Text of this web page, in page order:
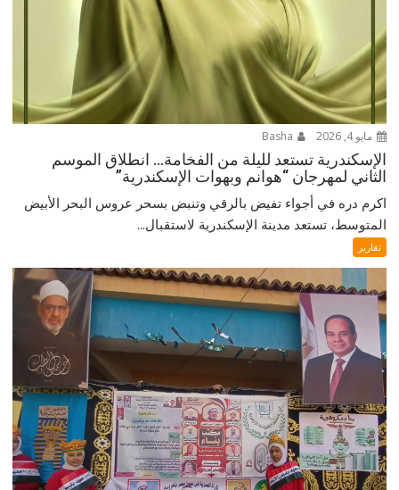
مايو 4, 2026
الإسكندرية تستعد لليلة من الفخامة… انطلاق الموسم
الثاني لمهرجان “هوانم وبهوات الإسكندرية”
اكرم دره في أجواء تفيض بالرقي وتنبض بسحر عروس البحر الأبيض
المتوسط، تستعد مدينة الإسكندرية لاستقبال...
تقارير